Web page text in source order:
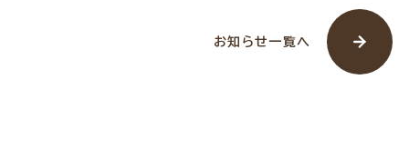
お知らせ一覧へ